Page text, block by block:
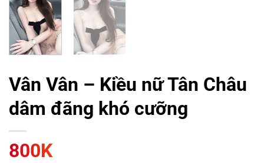
Vân Vân – Kiều nữ Tân Châu
dâm đãng khó cưỡng
800K